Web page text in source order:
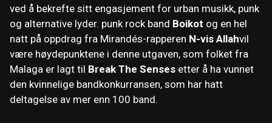
ved å bekrefte sitt engasjement for urban musikk, punk
og alternative lyder. punk rock band Boikot og en hel
natt på oppdrag fra Mirandés-rapperen N-vis Allahvil
være høydepunktene i denne utgaven, som folket fra
Malaga er lagt til Break The Senses etter å ha vunnet
den kvinnelige bandkonkurransen, som har hatt
deltagelse av mer enn 100 band.